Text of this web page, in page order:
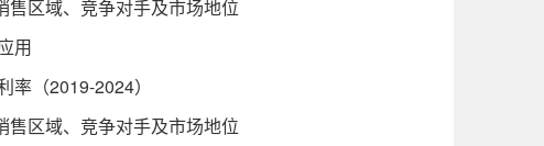
区域、竞争对手及市场地位
用
（2019-2024）
区域、竞争对手及市场地位